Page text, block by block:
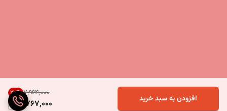
۷٬۹۶۴٬۰۰۰ 27%
5,767,000 افزودن به سبد خرید